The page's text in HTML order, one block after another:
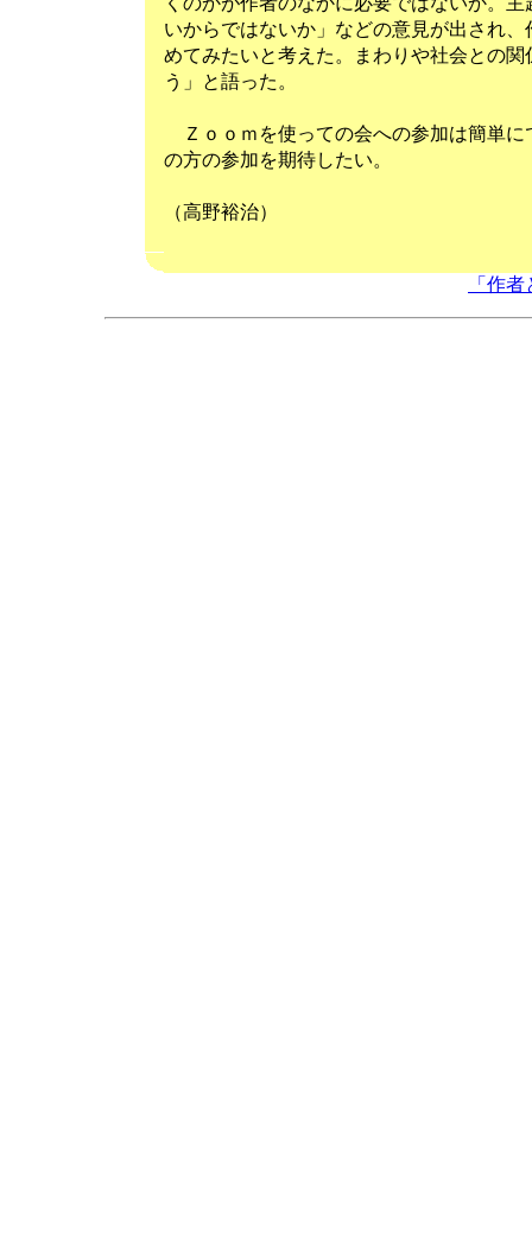
いからではないか」などの意見が出され
めてみたいと考えた。まわりや社会との
う」と語った。
Ｚｏｏｍを使っての会への参加は簡単に
の方の参加を期待したい。
（高野裕治）
「作